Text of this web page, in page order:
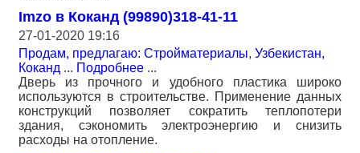
Imzo в Коканд (99890)318-41-11
27-01-2020 19:16
Продам, предлагаю: Стройматериалы, Узбекистан,
Коканд ... Подробнее ...
Дверь из прочного и удобного пластика широко
используются в строительстве. Применение данных
конструкций позволяет сократить теплопотери
здания, сэкономить электроэнергию и снизить
расходы на отопление.